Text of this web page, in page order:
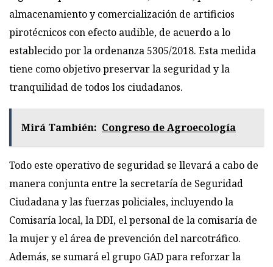
almacenamiento y comercialización de artificios
pirotécnicos con efecto audible, de acuerdo a lo
establecido por la ordenanza 5305/2018. Esta medida
tiene como objetivo preservar la seguridad y la
tranquilidad de todos los ciudadanos.
Mirá También: Congreso de Agroecología
Todo este operativo de seguridad se llevará a cabo de
manera conjunta entre la secretaría de Seguridad
Ciudadana y las fuerzas policiales, incluyendo la
Comisaría local, la DDI, el personal de la comisaría de
la mujer y el área de prevención del narcotráfico.
Además, se sumará el grupo GAD para reforzar la